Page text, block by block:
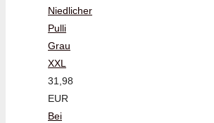
Niedlicher
Pulli
Grau
XXL
31,98
EUR
Bei